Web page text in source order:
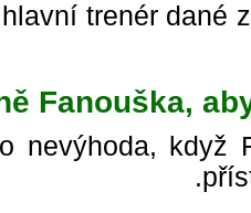
hlavní trenér
Fanouška,
nevýhoda,